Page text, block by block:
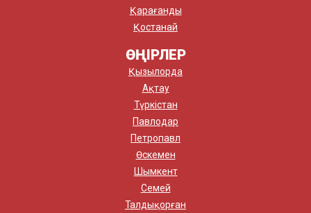
Қарағанды
Қостанай
ӨҢІРЛЕР
Қызылорда
Ақтау
Түркістан
Павлодар
Петропавл
Өскемен
Шымкент
Семей
Талдықорған